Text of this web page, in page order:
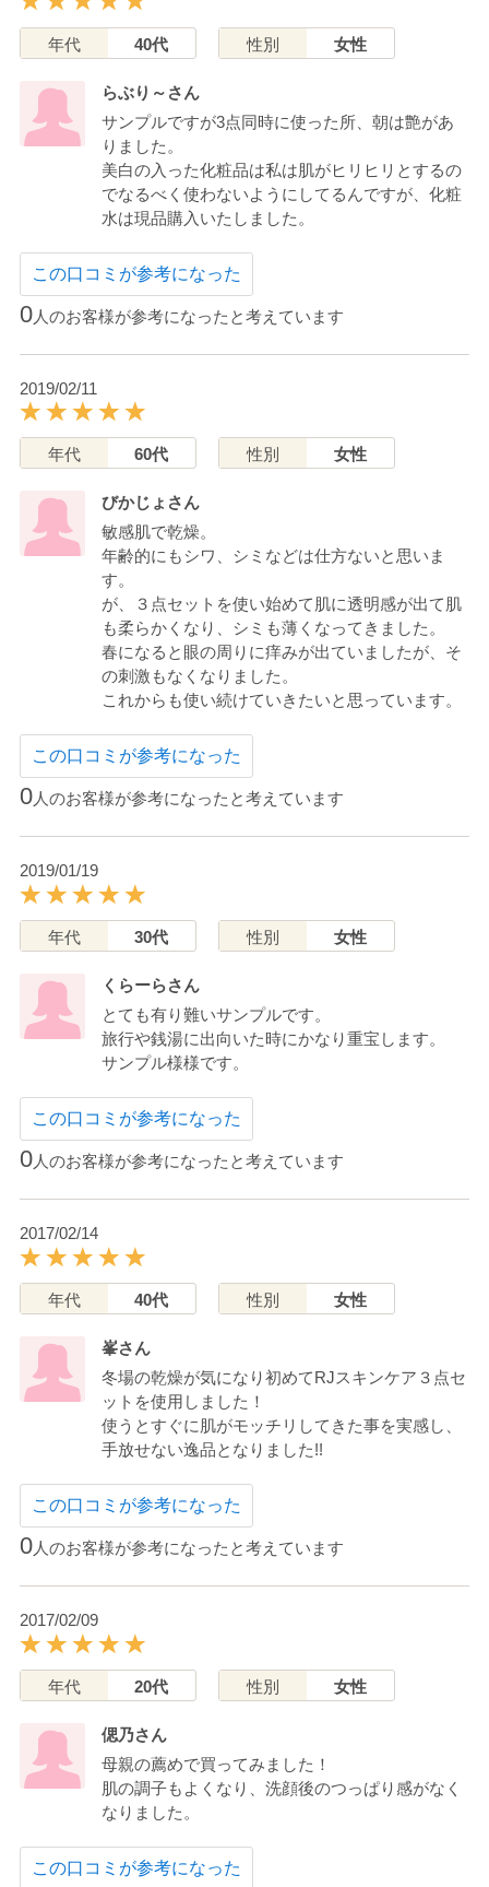
年代 40代 性別 女性
らぶり～さん
サンプルですが3点同時に使った所、朝は艶があ
りました。
美白の入った化粧品は私は肌がヒリヒリとするの
でなるべく使わないようにしてるんですが、化粧
水は現品購入いたしました。
この口コミが参考になった
0人のお客様が参考になったと考えています
2019/02/11
年代 60代 性別 女性
びかじょさん
敏感肌で乾燥。
年齢的にもシワ、シミなどは仕方ないと思いま
す。
が、３点セットを使い始めて肌に透明感が出て肌
も柔らかくなり、シミも薄くなってきました。
春になると眼の周りに痒みが出ていましたが、そ
の刺激もなくなりました。
これからも使い続けていきたいと思っています。
この口コミが参考になった
0人のお客様が参考になったと考えています
2019/01/19
年代 30代 性別 女性
くらーらさん
とても有り難いサンプルです。
旅行や銭湯に出向いた時にかなり重宝します。
サンプル様様です。
この口コミが参考になった
0人のお客様が参考になったと考えています
2017/02/14
年代 40代 性別 女性
峯さん
冬場の乾燥が気になり初めてRJスキンケア３点セ
ットを使用しました！
使うとすぐに肌がモッチリしてきた事を実感し、
手放せない逸品となりました!!
この口コミが参考になった
0人のお客様が参考になったと考えています
2017/02/09
年代 20代 性別 女性
偲乃さん
母親の薦めで買ってみました！
肌の調子もよくなり、洗顔後のつっぱり感がなく
なりました。
この口コミが参考になった